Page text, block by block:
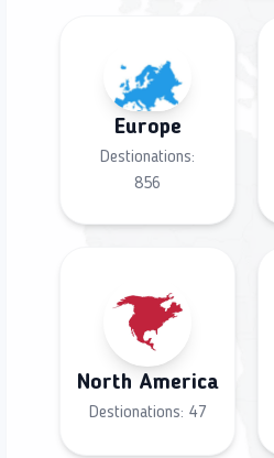
Europe
Destionations:
856
North America
Destionations: 47